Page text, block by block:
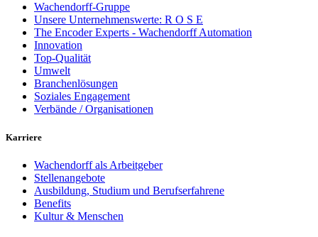
Wachendorff-Gruppe
Unsere Unternehmenswerte: R O S E
The Encoder Experts - Wachendorff Automation
Innovation
Top-Qualität
Umwelt
Branchenlösungen
Soziales Engagement
Verbände / Organisationen
Karriere
Wachendorff als Arbeitgeber
Stellenangebote
Ausbildung, Studium und Berufserfahrene
Benefits
Kultur & Menschen